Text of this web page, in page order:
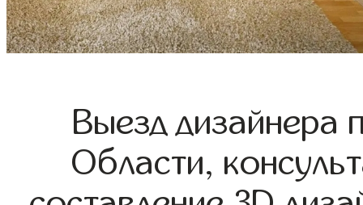
Выезд дизайнера
Области,